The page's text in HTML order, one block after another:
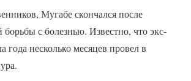
Мугабе скончался после
с болезнью. Известно, что экс-
года несколько месяцев провел в